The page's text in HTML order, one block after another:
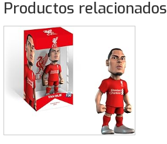
Productos relacionados